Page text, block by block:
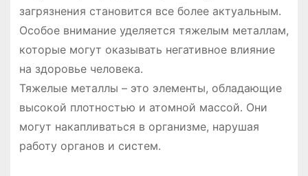
загрязнения становится все более актуальным․
Особое внимание уделяется тяжелым металлам,
которые могут оказывать негативное влияние
на здоровье человека․
Тяжелые металлы – это элементы, обладающие
высокой плотностью и атомной массой․ Они
могут накапливаться в организме, нарушая
работу органов и систем․